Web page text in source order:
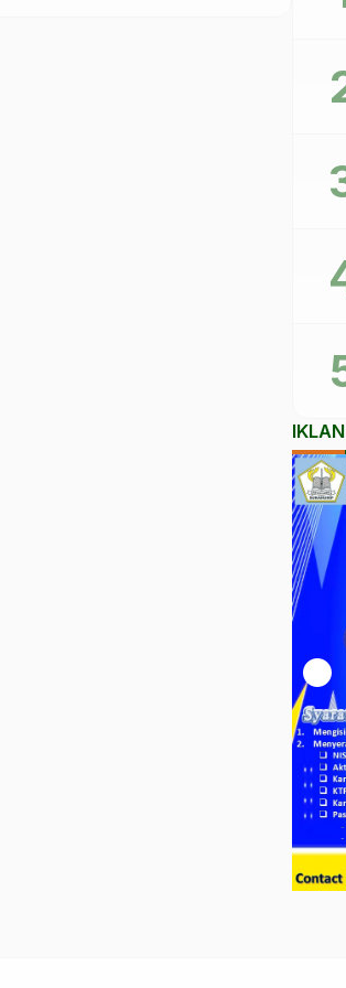
IKLAN